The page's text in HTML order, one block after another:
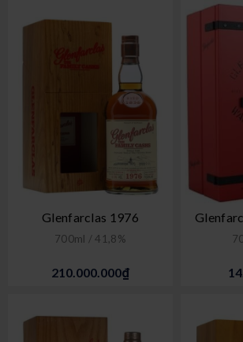
Glenfarclas 1976
700ml / 41,8%
210.000.000₫